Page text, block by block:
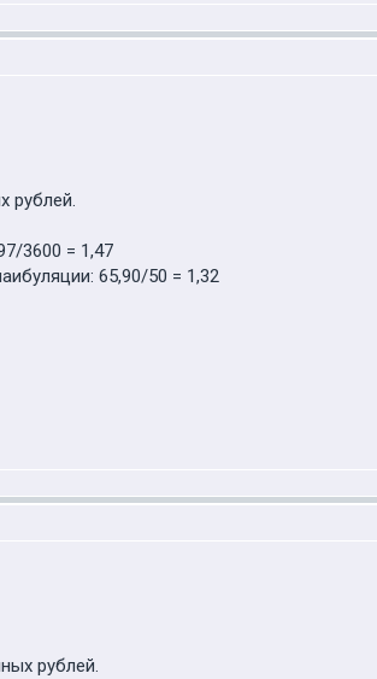
рублей.
3600 = 1,47
65,90/50 = 1,32
рублей.